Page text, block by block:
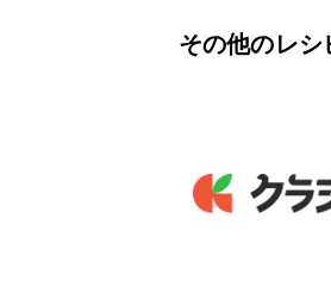
その他のレシ